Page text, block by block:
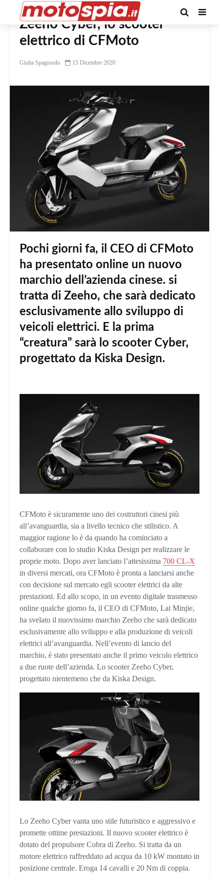
Zeeho Cyber, lo scooter
elettrico di CFMoto
Giulia Spagnuolo 15 Dicembre 2020
Pochi giorni fa, il CEO di CFMoto
ha presentato online un nuovo
marchio dell’azienda cinese. si
tratta di Zeeho, che sarà dedicato
esclusivamente allo sviluppo di
veicoli elettrici. E la prima
“creatura” sarà lo scooter Cyber,
progettato da Kiska Design.
CFMoto è sicuramente uno dei costruttori cinesi più
all’avanguardia, sia a livello tecnico che stilistico. A
maggior ragione lo è da quando ha cominciato a
collaborare con lo studio Kiska Design per realizzare le
proprie moto. Dopo aver lanciato l’attesissima 700 CL-X
in diversi mercati, ora CFMoto è pronta a lanciarsi anche
con decisione sul mercato egli scooter elettrici da alte
prestazioni. Ed allo scopo, in un evento digitale trasmesso
online qualche giorno fa, il CEO di CFMoto, Lai Minjie,
ha svelato il nuovissimo marchio Zeeho che sarà dedicato
esclusivamente allo sviluppo e alla produzione di veicoli
elettrici all’avanguardia. Nell’evento di lancio del
marchio, è stato presentato anche il primo veicolo elettrico
a due ruote dell’azienda. Lo scooter Zeeho Cyber,
progettato nientemeno che da Kiska Design.
Lo Zeeho Cyber vanta uno stile futuristico e aggressivo e
promette ottime prestazioni. Il nuovo scooter elettrico è
dotato del propulsore Cobra di Zeeho. Si tratta da un
motore elettrico raffreddato ad acqua da 10 kW montato in
posizione centrale. Eroga 14 cavalli e 20 Nm di coppia.